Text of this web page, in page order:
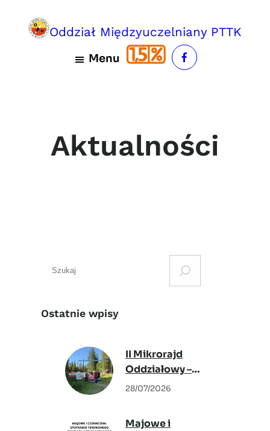
Oddział Międzyuczelniany PTTK
Menu
Aktualności
r
c
Ostatnie wpisy
II Mikrorajd
Oddziałowy –
Podwilk 2026
28/07/2026
Majowe i